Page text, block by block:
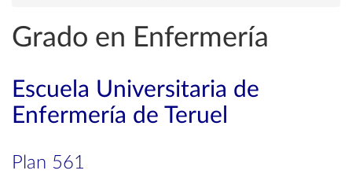
Grado en Enfermería
Escuela Universitaria de
Enfermería de Teruel
Plan 561